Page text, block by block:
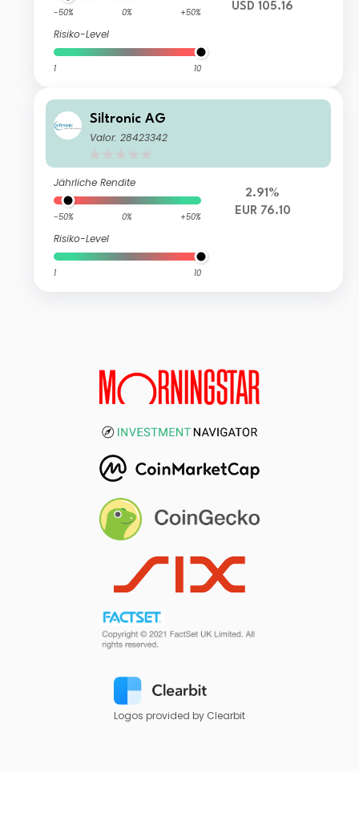
-50% 0% +50%
Risiko-Level
1 10
USD 105.16
Siltronic AG
Valor: 28423342
Jährliche Rendite
-50% 0% +50%
Risiko-Level
1 10
2.91%
EUR 76.10
Logos provided by Clearbit